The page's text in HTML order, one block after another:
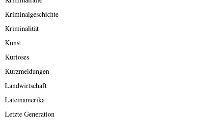
Kriminalgeschichte
Kriminalität
Kunst
Kurioses
Kurzmeldungen
Landwirtschaft
Lateinamerika
Letzte Generation